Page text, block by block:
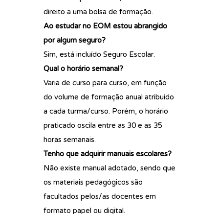
direito a uma bolsa de formação.
Ao estudar no EOM estou abrangido
por algum seguro?
Sim, está incluído Seguro Escolar.
Qual o horário semanal?
Varia de curso para curso, em função
do volume de formação anual atribuído
a cada turma/curso. Porém, o horário
praticado oscila entre as 30 e as 35
horas semanais.
Tenho que adquirir manuais escolares?
Não existe manual adotado, sendo que
os materiais pedagógicos são
facultados pelos/as docentes em
formato papel ou digital.